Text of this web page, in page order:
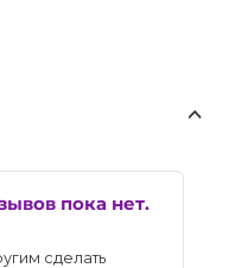
пока нет.
сделать